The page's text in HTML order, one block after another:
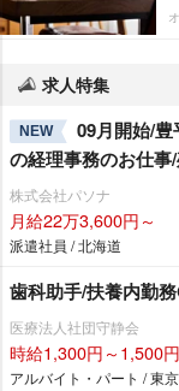
求人特集
NEW
09月開始/
の経理事務のお仕
株式会社パソナ
月給22万3,600円～
派遣社員 / 北海道
歯科助手/扶養内勤
医療法人社団守静会
時給1,300円～1,500円
アルバイト・パート / 東